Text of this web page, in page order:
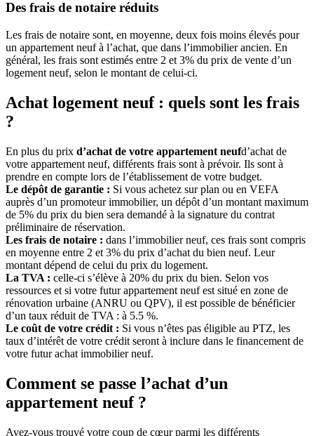
Des frais de notaire réduits
Les frais de notaire sont, en moyenne, deux fois moins élevés pour
un appartement neuf à l’achat, que dans l’immobilier ancien. En
général, les frais sont estimés entre 2 et 3% du prix de vente d’un
logement neuf, selon le montant de celui-ci.
Achat logement neuf : quels sont les frais
?
En plus du prix d’achat de votre appartement neufd’achat de
votre appartement neuf, différents frais sont à prévoir. Ils sont à
prendre en compte lors de l’établissement de votre budget.
Le dépôt de garantie : Si vous achetez sur plan ou en VEFA
auprès d’un promoteur immobilier, un dépôt d’un montant maximum
de 5% du prix du bien sera demandé à la signature du contrat
préliminaire de réservation.
Les frais de notaire : dans l’immobilier neuf, ces frais sont compris
en moyenne entre 2 et 3% du prix d’achat du bien neuf. Leur
montant dépend de celui du prix du logement.
La TVA : celle-ci s’élève à 20% du prix du bien. Selon vos
ressources et si votre futur appartement neuf est situé en zone de
rénovation urbaine (ANRU ou QPV), il est possible de bénéficier
d’un taux réduit de TVA : à 5.5 %.
Le coût de votre crédit : Si vous n’êtes pas éligible au PTZ, les
taux d’intérêt de votre crédit seront à inclure dans le financement de
votre futur achat immobilier neuf.
Comment se passe l’achat d’un
appartement neuf ?
Avez-vous trouvé votre coup de cœur parmi les différents